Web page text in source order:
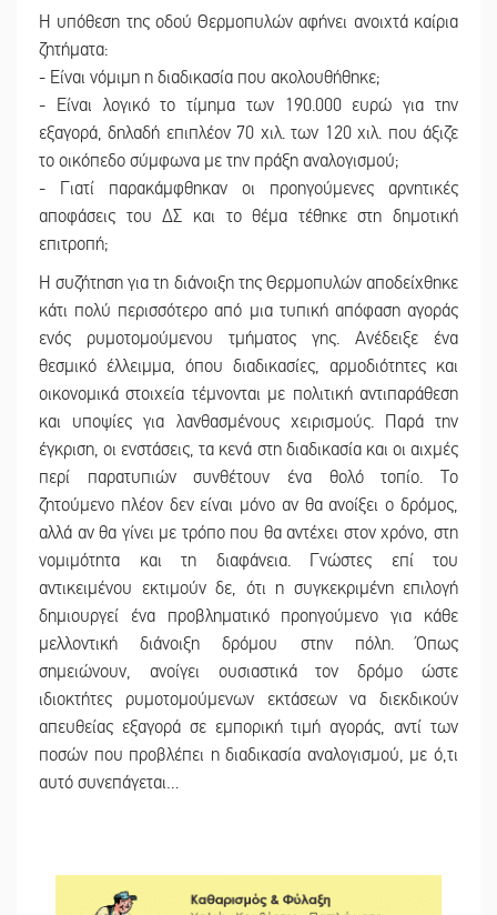
Η υπόθεση της οδού Θερμοπυλών αφήνει ανοιχτά καίρια
ζητήματα:
- Είναι νόμιμη η διαδικασία που ακολουθήθηκε;
- Είναι λογικό το τίμημα των 190.000 ευρώ για την
εξαγορά, δηλαδή επιπλέον 70 χιλ. των 120 χιλ. που άξιζε
το οικόπεδο σύμφωνα με την πράξη αναλογισμού;
- Γιατί παρακάμφθηκαν οι προηγούμενες αρνητικές
αποφάσεις του ΔΣ και το θέμα τέθηκε στη δημοτική
επιτροπή;
Η συζήτηση για τη διάνοιξη της Θερμοπυλών αποδείχθηκε
κάτι πολύ περισσότερο από μια τυπική απόφαση αγοράς
ενός ρυμοτομούμενου τμήματος γης. Ανέδειξε ένα
θεσμικό έλλειμμα, όπου διαδικασίες, αρμοδιότητες και
οικονομικά στοιχεία τέμνονται με πολιτική αντιπαράθεση
και υποψίες για λανθασμένους χειρισμούς. Παρά την
έγκριση, οι ενστάσεις, τα κενά στη διαδικασία και οι αιχμές
περί παρατυπιών συνθέτουν ένα θολό τοπίο. Το
ζητούμενο πλέον δεν είναι μόνο αν θα ανοίξει ο δρόμος,
αλλά αν θα γίνει με τρόπο που θα αντέχει στον χρόνο, στη
νομιμότητα και τη διαφάνεια. Γνώστες επί του
αντικειμένου εκτιμούν δε, ότι η συγκεκριμένη επιλογή
δημιουργεί ένα προβληματικό προηγούμενο για κάθε
μελλοντική διάνοιξη δρόμου στην πόλη. Όπως
σημειώνουν, ανοίγει ουσιαστικά τον δρόμο ώστε
ιδιοκτήτες ρυμοτομούμενων εκτάσεων να διεκδικούν
απευθείας εξαγορά σε εμπορική τιμή αγοράς, αντί των
ποσών που προβλέπει η διαδικασία αναλογισμού, με ό,τι
αυτό συνεπάγεται…